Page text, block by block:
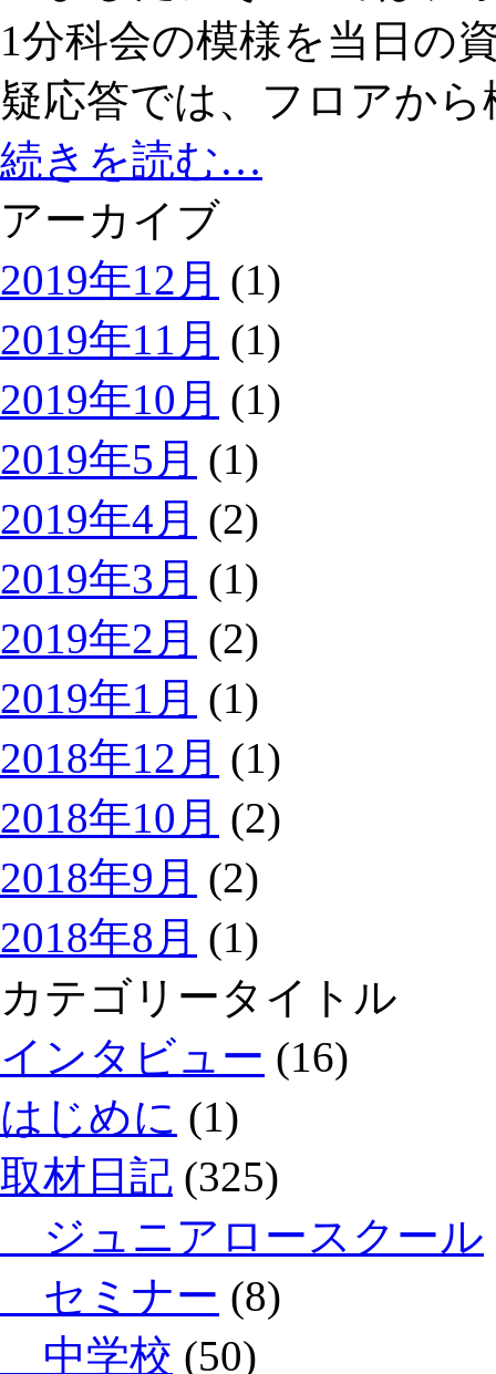
1分科会の模様を当日の
疑応答では、フロアか
続きを読む…
アーカイブ
2019年12月 (1)
2019年11月 (1)
2019年10月 (1)
2019年5月 (1)
2019年4月 (2)
2019年3月 (1)
2019年2月 (2)
2019年1月 (1)
2018年12月 (1)
2018年10月 (2)
2018年9月 (2)
2018年8月 (1)
カテゴリータイトル
インタビュー (16)
はじめに (1)
取材日記 (325)
ジュニアロースクール
セミナー (8)
中学校 (50)